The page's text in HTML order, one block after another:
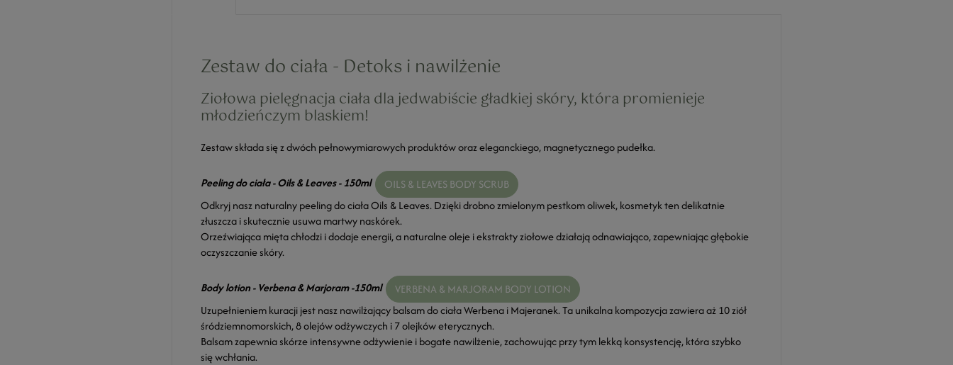
Zestaw do ciała - Detoks i nawilżenie
Ziołowa pielęgnacja ciała dla jedwabiście gładkiej skóry, która promienieje
młodzieńczym blaskiem!
Zestaw składa się z dwóch pełnowymiarowych produktów oraz eleganckiego, magnetycznego pudełka.
Peeling do ciała - Oils & Leaves - 150ml
OILS & LEAVES BODY SCRUB
Odkryj nasz naturalny peeling do ciała Oils & Leaves. Dzięki drobno zmielonym pestkom oliwek, kosmetyk ten delikatnie
złuszcza i skutecznie usuwa martwy naskórek.
Orzeźwiająca mięta chłodzi i dodaje energii, a naturalne oleje i ekstrakty ziołowe działają odnawiająco, zapewniając głębokie
oczyszczanie skóry.
Body lotion - Verbena & Marjoram -150ml
VERBENA & MARJORAM BODY LOTION
Uzupełnieniem kuracji jest nasz nawilżający balsam do ciała Werbena i Majeranek. Ta unikalna kompozycja zawiera aż 10 ziół
śródziemnomorskich, 8 olejów odżywczych i 7 olejków eterycznych.
Balsam zapewnia skórze intensywne odżywienie i bogate nawilżenie, zachowując przy tym lekką konsystencję, która szybko
się wchłania.